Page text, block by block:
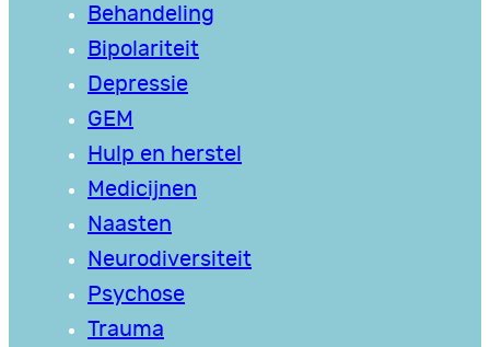
Behandeling
Bipolariteit
Depressie
GEM
Hulp en herstel
Medicijnen
Naasten
Neurodiversiteit
Psychose
Trauma